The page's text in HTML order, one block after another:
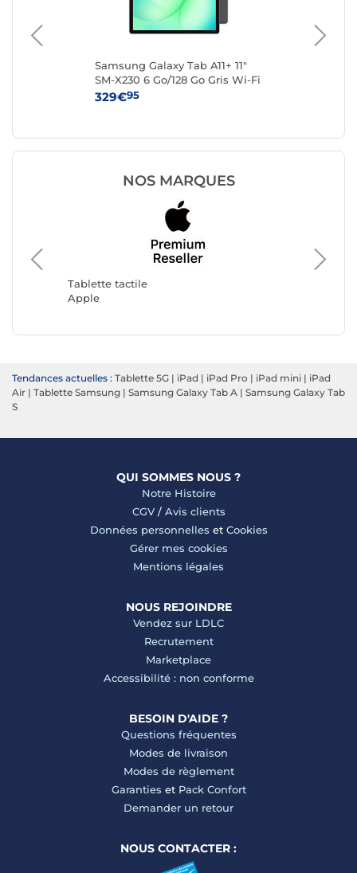
Samsung Galaxy Tab A11+ 11"
SM-X230 6 Go/128 Go Gris Wi-Fi
329€95
NOS MARQUES
Tablette tactile
Apple
Tendances actuelles : Tablette 5G | iPad | iPad Pro | iPad mini | iPad
Air | Tablette Samsung | Samsung Galaxy Tab A | Samsung Galaxy Tab
S
QUI SOMMES NOUS ?
Notre Histoire
CGV/ Avis clients
Données personnelles et Cookies
Gérer mes cookies
Mentions légales
NOUS REJOINDRE
Vendez sur LDLC
Recrutement
Marketplace
Accessibilité : non conforme
BESOIN D'AIDE ?
Questions fréquentes
Modes de livraison
Modes de règlement
Garanties et Pack Confort
Demander un retour
NOUS CONTACTER :